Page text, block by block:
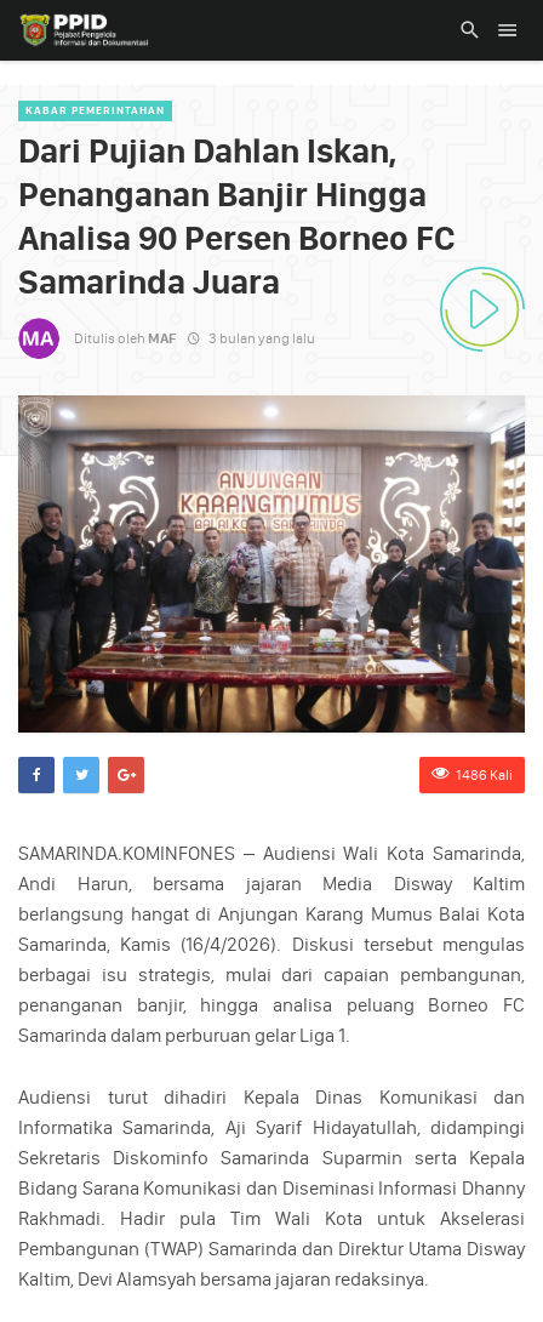
KABAR PEMERINTAHAN
Dari Pujian Dahlan Iskan,
Penanganan Banjir Hingga
Analisa 90 Persen Borneo FC
Samarinda Juara
Ditulis oleh MAF 3 bulan yang lalu
1486 Kali
SAMARINDA.KOMINFONES – Audiensi Wali Kota Samarinda,
Andi Harun, bersama jajaran Media Disway Kaltim
berlangsung hangat di Anjungan Karang Mumus Balai Kota
Samarinda, Kamis (16/4/2026). Diskusi tersebut mengulas
berbagai isu strategis, mulai dari capaian pembangunan,
penanganan banjir, hingga analisa peluang Borneo FC
Samarinda dalam perburuan gelar Liga 1.
Audiensi turut dihadiri Kepala Dinas Komunikasi dan
Informatika Samarinda, Aji Syarif Hidayatullah, didampingi
Sekretaris Diskominfo Samarinda Suparmin serta Kepala
Bidang Sarana Komunikasi dan Diseminasi Informasi Dhanny
Rakhmadi. Hadir pula Tim Wali Kota untuk Akselerasi
Pembangunan (TWAP) Samarinda dan Direktur Utama Disway
Kaltim, Devi Alamsyah bersama jajaran redaksinya.